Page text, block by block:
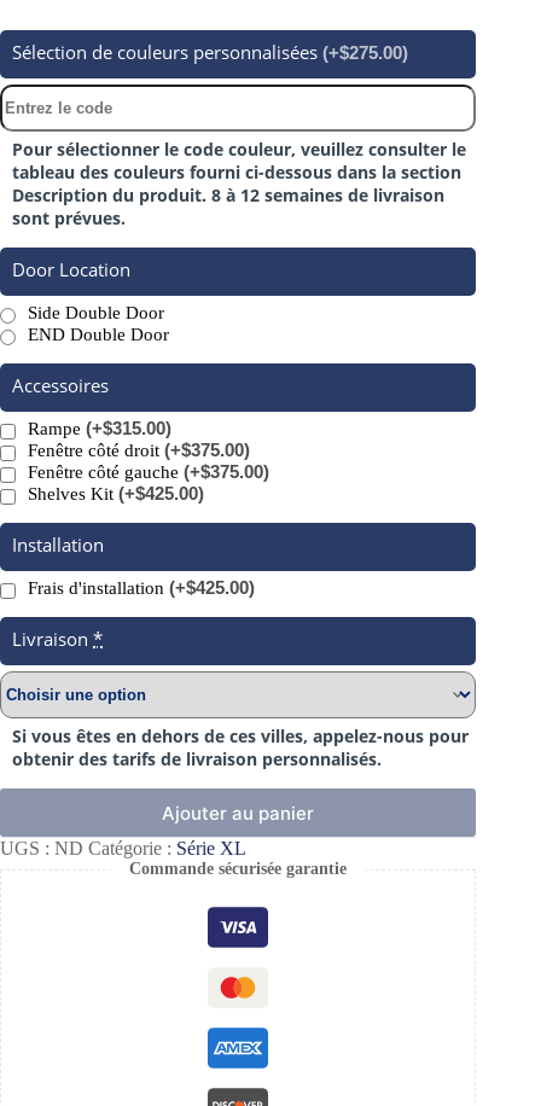
Sélection de couleurs personnalisées (+$275.00)
Pour sélectionner le code couleur, veuillez consulter le
tableau des couleurs fourni ci-dessous dans la section
Description du produit. 8 à 12 semaines de livraison
sont prévues.
Door Location
Side Double Door
END Double Door
Accessoires
Rampe (+$315.00)
Fenêtre côté droit (+$375.00)
Fenêtre côté gauche (+$375.00)
Shelves Kit (+$425.00)
Installation
Frais d'installation (+$425.00)
Livraison *
Si vous êtes en dehors de ces villes, appelez-nous pour
obtenir des tarifs de livraison personnalisés.
Ajouter au panier
UGS : ND Catégorie : Série XL
Commande sécurisée garantie